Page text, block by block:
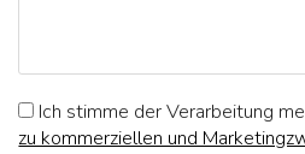
Ich stimme der Verarbeitung
zu kommerziellen und